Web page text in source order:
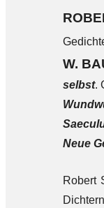
W.
selbst.
Neue
Robert